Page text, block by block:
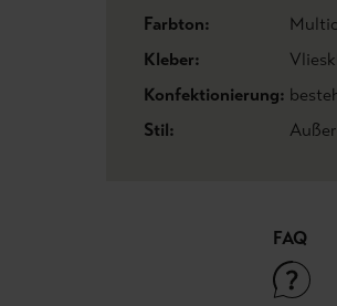
Farbton:
Kleber:
Konfektionierung:
Stil:
FAQ